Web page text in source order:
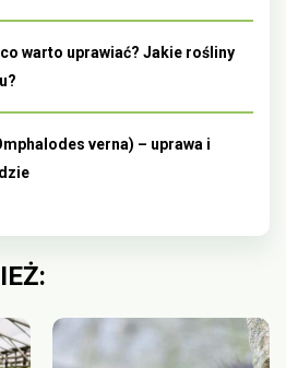
warto uprawiać? Jakie rośliny
verna) – uprawa i